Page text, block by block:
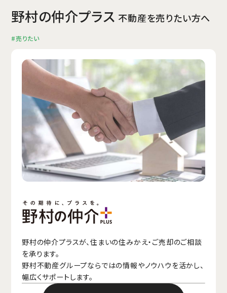
野村の仲介プラス 不動産を売りたい方へ
#売りたい
野村の仲介プラスが、住まいの住みかえ・ご売却のご相談
を承ります。
野村不動産グループならではの情報やノウハウを活かし、
幅広くサポートします。